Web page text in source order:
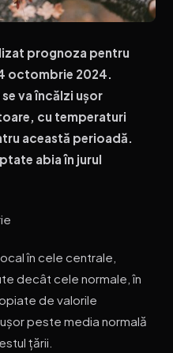
prognoza pentru
octombrie 2024.
va încălzi ușor
cu temperaturi
această perioadă.
abia în jurul
în cele centrale,
decât cele normale, în
de valorile
peste media normală
țării.